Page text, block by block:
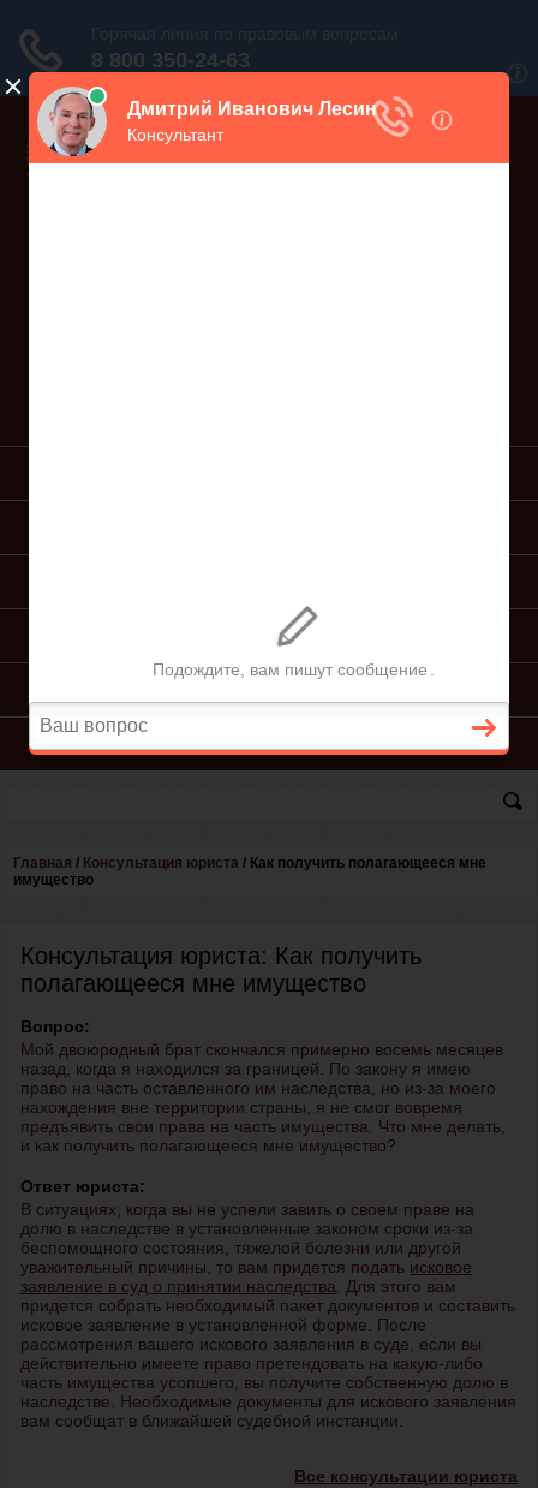
ПОДАЧА ИСКА
КОНСУЛЬТАЦИЯ ЮРИСТА
Главная / Консультация юриста / Как получить полагающееся мне
имущество
Консультация юриста: Как получить
полагающееся мне имущество
Вопрос:
Мой двоюродный брат скончался примерно восемь месяцев
назад, когда я находился за границей. По закону я имею
право на часть оставленного им наследства, но из-за моего
нахождения вне территории страны, я не смог вовремя
предъявить свои права на часть имущества. Что мне делать,
и как получить полагающееся мне имущество?
Ответ юриста:
В ситуациях, когда вы не успели завить о своем праве на
долю в наследстве в установленные законом сроки из-за
беспомощного состояния, тяжелой болезни или другой
уважительный причины, то вам придется подать исковое
заявление в суд о принятии наследства. Для этого вам
придется собрать необходимый пакет документов и составить
исковое заявление в установленной форме. После
рассмотрения вашего искового заявления в суде, если вы
действительно имеете право претендовать на какую-либо
часть имущества усопшего, вы получите собственную долю в
наследстве. Необходимые документы для искового заявления
вам сообщат в ближайшей судебной инстанции.
Все консультации юриста